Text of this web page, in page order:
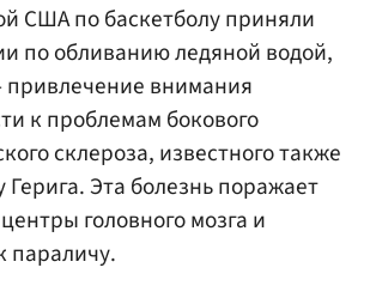
США по баскетболу приняли
по обливанию ледяной водой,
привлечение внимания
к проблемам бокового
склероза, известного также
Герига. Эта болезнь поражает
головного мозга и
параличу.